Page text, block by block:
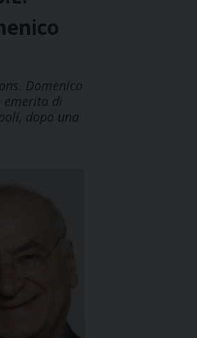
Domenico
emerito di
dopo una